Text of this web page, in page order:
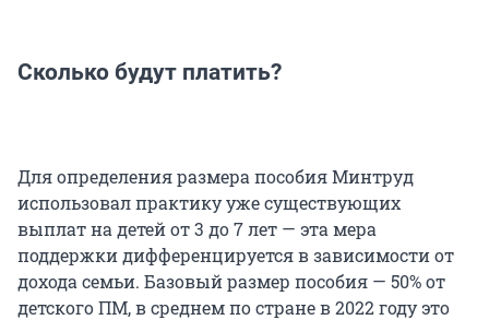
Сколько будут платить?
Для определения размера пособия Минтруд
использовал практику уже существующих
выплат на детей от 3 до 7 лет — эта мера
поддержки дифференцируется в зависимости от
дохода семьи. Базовый размер пособия — 50% от
детского ПМ, в среднем по стране в 2022 году это